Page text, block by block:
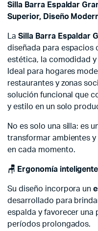
Silla Barra Espaldar
Superior, Diseño
La Silla Barra Espaldar
diseñada para espacios
estética, la comodidad
Ideal para hogares
restaurantes y zonas
solución funcional que
y estilo en un solo
No es solo una silla: es
transformar ambientes
en cada momento.
🪑 Ergonomía
Su diseño incorpora un
desarrollado para
espalda y favorecer
períodos prolongados.